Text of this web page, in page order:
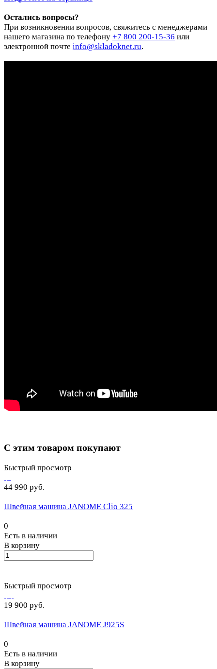
Остались вопросы?
При возникновении вопросов, свяжитесь с менеджерами
нашего магазина по телефону +7 800 200-15-36 или
электронной почте info@skladoknet.ru.
С этим товаром покупают
Быстрый просмотр
44 990 руб.
Швейная машина JANOME Clio 325
0
Есть в наличии
В корзину
Быстрый просмотр
19 900 руб.
Швейная машина JANOME J925S
0
Есть в наличии
В корзину